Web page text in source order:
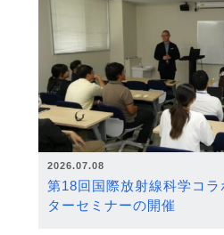
2026.07.08
第18回国際放射線科学コ
ターセミナーの開催